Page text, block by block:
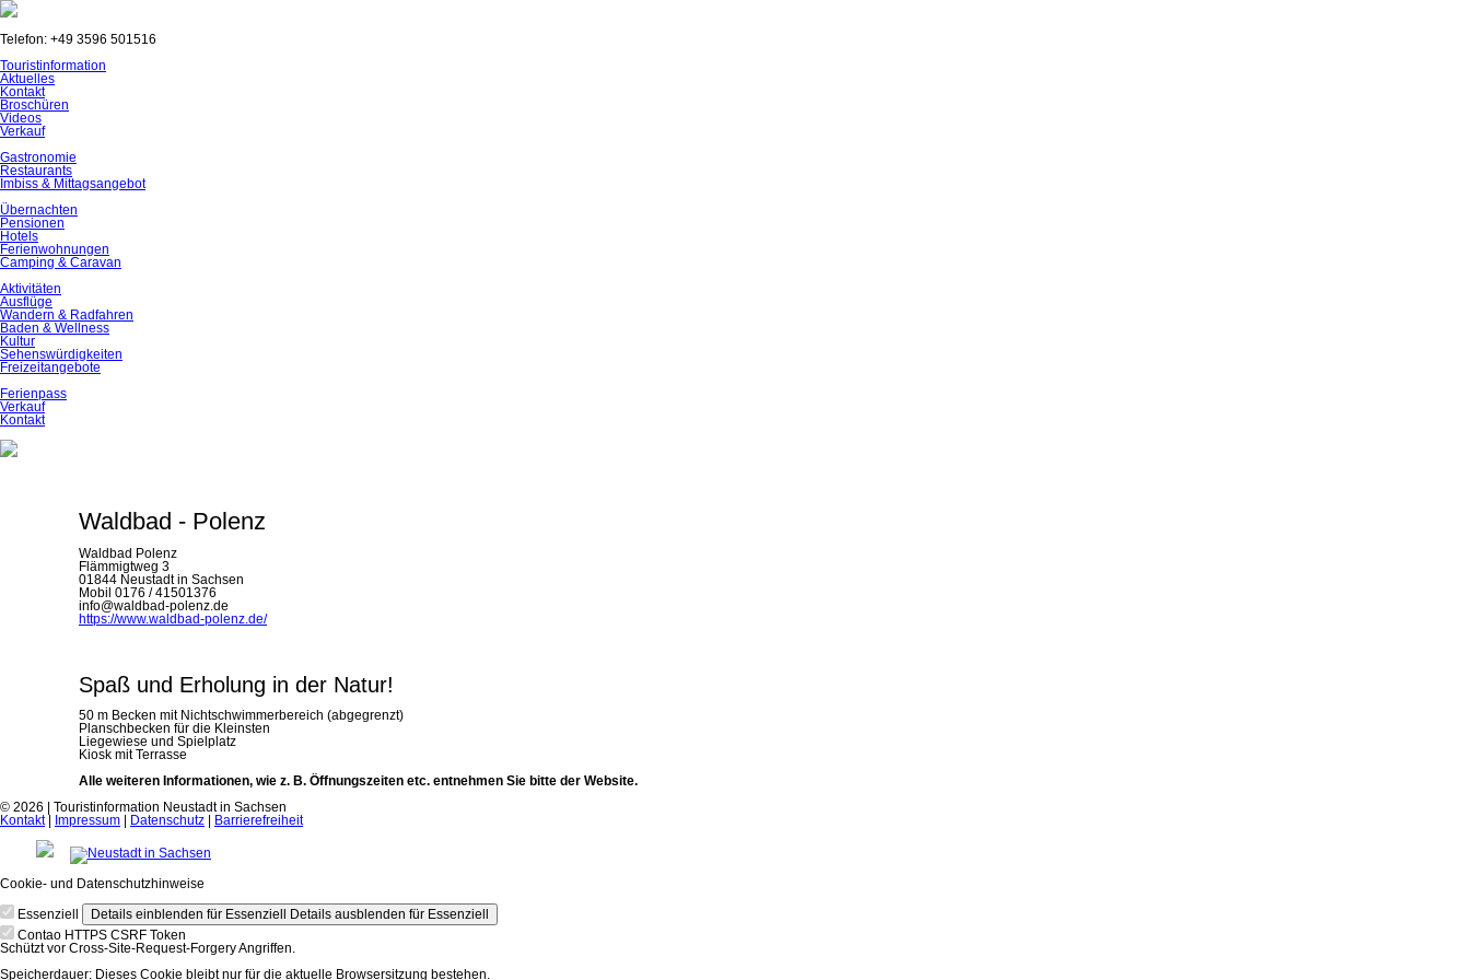
Telefon: +49 3596 501516
Navigation
überspringen
Touristinformation
Aktuelles
Kontakt
Broschüren
Videos
Verkauf
Gastronomie
Restaurants
Imbiss & Mittagsangebot
Übernachten
Pensionen
Hotels
Ferienwohnungen
Camping & Caravan
Aktivitäten
Ausflüge
Wandern & Radfahren
Baden & Wellness
Kultur
Sehenswürdigkeiten
Freizeitangebote
Ferienpass
Verkauf
Kontakt
Waldbad - Polenz
Waldbad Polenz
Flämmigtweg 3
01844 Neustadt in Sachsen
Mobil 0176 / 41501376
info@waldbad-polenz.de
https://www.waldbad-polenz.de/
Spaß und Erholung in der Natur!
50 m Becken mit Nichtschwimmerbereich (abgegrenzt)
Planschbecken für die Kleinsten
Liegewiese und Spielplatz
Kiosk mit Terrasse
Alle weiteren Informationen, wie z. B. Öffnungszeiten etc. entnehmen Sie bitte der Website.
© 2026 | Touristinformation Neustadt in Sachsen
Kontakt| Impressum Datenschutz Barrierefreiheit
Cookie- und Datenschutzhinweise
Essenziell
Details einblenden für Essenziell Details ausblenden für Essenziell
Contao HTTPS CSRF Token
Schützt vor Cross-Site-Request-Forgery Angriffen.
Speicherdauer: Dieses Cookie bleibt nur für die aktuelle Browsersitzung bestehen.